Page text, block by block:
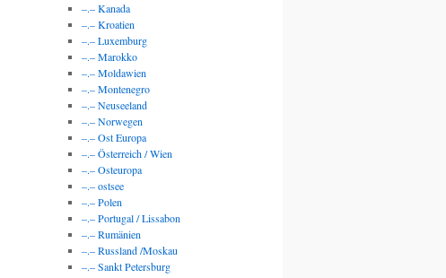
–.– Kanada
–.– Kroatien
–.– Luxemburg
–.– Marokko
–.– Moldawien
–.– Montenegro
–.– Neuseeland
–.– Norwegen
–.– Ost Europa
–.– Österreich / Wien
–.– Osteuropa
–.– ostsee
–.– Polen
–.– Portugal / Lissabon
–.– Rumänien
–.– Russland /Moskau
–.– Sankt Petersburg